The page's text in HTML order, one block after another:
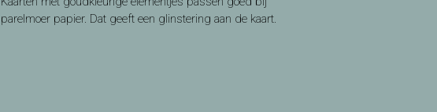
parelmoer papier. Dat geeft een glinstering aan de kaart.